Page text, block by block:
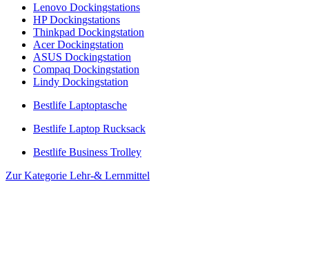
Lenovo Dockingstations
HP Dockingstations
Thinkpad Dockingstation
Acer Dockingstation
ASUS Dockingstation
Compaq Dockingstation
Lindy Dockingstation
Bestlife Laptoptasche
Bestlife Laptop Rucksack
Bestlife Business Trolley
Zur Kategorie Lehr-& Lernmittel